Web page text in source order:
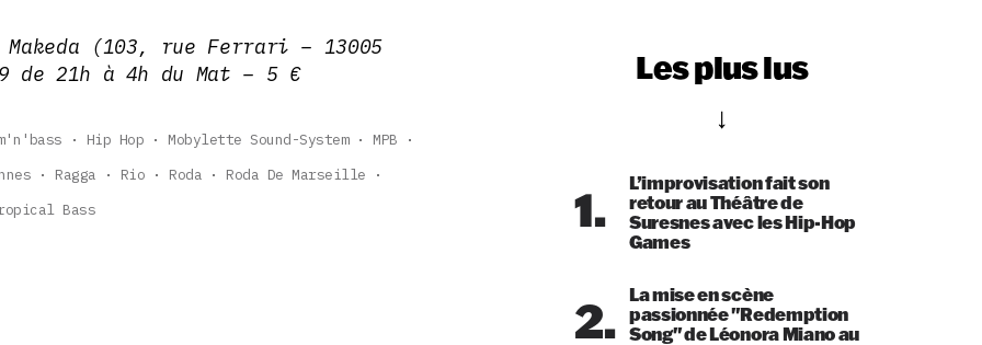
(103, rue Ferrari – 13005
21h à 4h du Mat – 5 €
Hip Hop Mobylette Sound-System
MPB
Ragga Rio Roda
Roda De Marseille
Bass
Les plus lus
1.
L’improvisation fait son
retour au Théâtre de
Suresnes avec les Hip-Hop
Games
2. La mise en scène
passionnée "Redemption
Song" de Léonora Miano au